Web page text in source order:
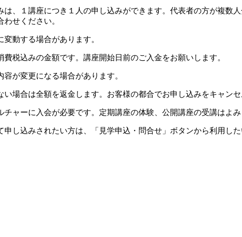
、１講座につき１人の申し込みができます。代表者の方が複数
せください。
動する場合があります。
税込みの金額です。講座開始日前のご入金をお願いします。
が変更になる場合があります。
場合は全額を返金します。お客様の都合でお申し込みをキャン
ャーに入会が必要です。定期講座の体験、公開講座の受講はよみ
し込みされたい方は、「見学申込・問合せ」ボタンから利用し